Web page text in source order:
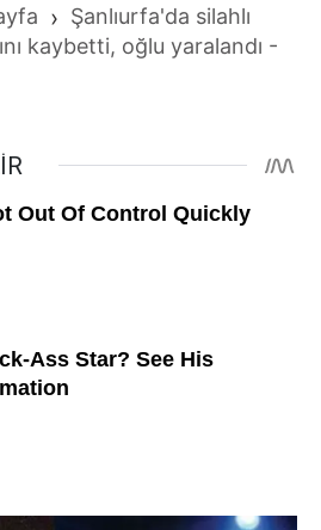
› Şanlıurfa'da silahlı
kaybetti, oğlu yaralandı -